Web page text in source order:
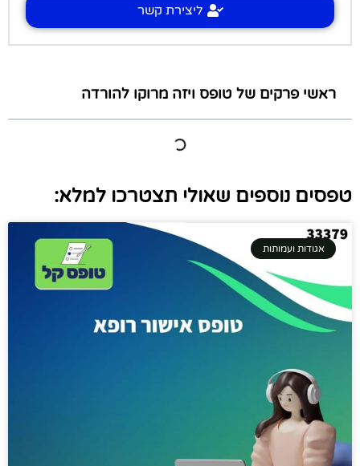
ליצירת קשר
ראשי פרקים של טופס ויזה מרוקו להורדה
טפסים נוספים שאולי תצטרכו למלא:
אגודות ועמותות